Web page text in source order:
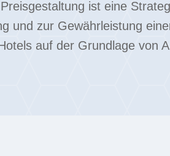
ist eine
und zur Gewährleistung
auf der Grundlage von